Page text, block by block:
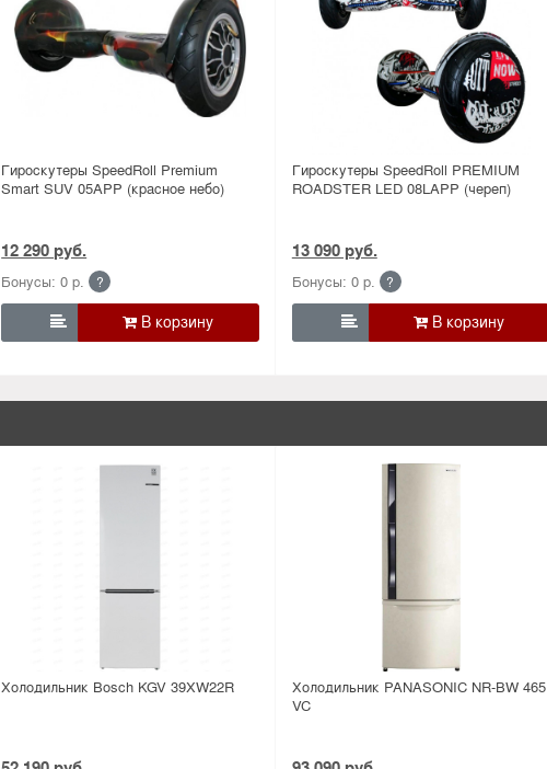
Гироскутеры SpeedRoll Premium
Smart SUV 05APP (красное небо)
12 290 руб.
Бонусы: 0 р. ?

Гироскутеры SpeedRoll PREMIUM
ROADSTER LED 08LAPP (череп)
13 090 руб.
Бонусы: 0 р. ?

Холодильник Bosсh KGV 39XW22R
Холодильник PANASONIC NR-BW 465
VC